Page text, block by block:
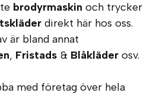
brodyrmaskin och trycker
direkt här hos oss.
är bland annat
, Fristads & Blåkläder osv.
med företag över hela